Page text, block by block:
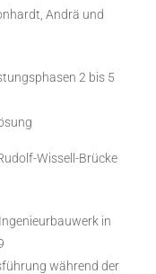
Andrä und
2 bis 5
Wissell-Brücke
in
während der